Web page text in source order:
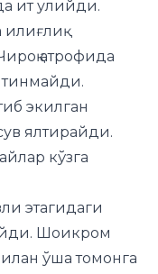
ит улийди.
атрофида
экилган
ялтирайди.
кўзга
этагидаги
Шоикром
ўша томонга